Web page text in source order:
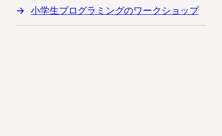
小学生プログラミングのワークショップ